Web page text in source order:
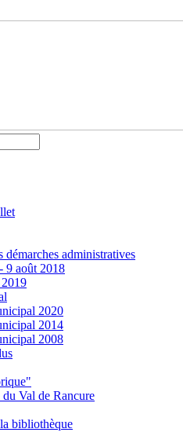
démarches administratives
9 août 2018
2019
2020
2014
2008
Val de Rancure
bibliothèque